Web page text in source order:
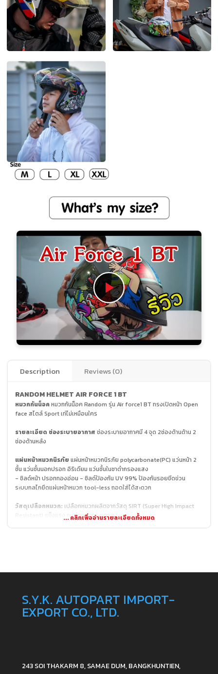
Description Reviews (0)
RANDOM HELMET AIR FORCE 1 BT
หมวกกันน็อคหมวกกันน็อค Random รุ่น Air force1 BT ทรงเปิดหน้า Open
face สไตล์ Sport เท่ไม่เหมือนใคร
รายละเอียด ช่องระบายอากาศ ช่องระบายอากาศมี 4 จุด 2ช่องด้านด้าน 2
ช่องด้านหลัง
แผ่นหน้าหมวกนิรภัย แผ่นหน้าหมวกนิรภัย polycarbonate(PC) แว่นหน้า 2
ชั้น แว่นชั้นนอกปรอท อิริเดียม แว่นชั้นในชาดำกรองแสง
- ชิลด์หน้า ปรอททองอ่อน - ชิลด์ป้องกัน UV 99% ป้องกันรอยขีดข่วน
ระบบกลไกยึดแผ่นหน้าหมวก tool-less ถอดใส่ได้สะดวก
วัสดุเปลือกหมวก: เปลือกหมวกผลิตจากวัสดุ SIRT (Super High Impact
Resistant) แข็งแรง ทนต่อแรงกระแทกสูง
S.Y.K. AUTOPART IMPORT-
EXPORT CO., LTD.
243 SOI THAKARM 8, SAMAE DUM, BANGKHUNTIEN,